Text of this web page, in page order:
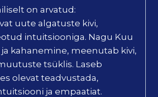
on arvatud:
uute algatuste kivi,
intuitsiooniga. Nagu Kuu
kahanemine, meenutab kivi,
tsüklis. Laseb
olevat teadvustada,
ja empaatiat.